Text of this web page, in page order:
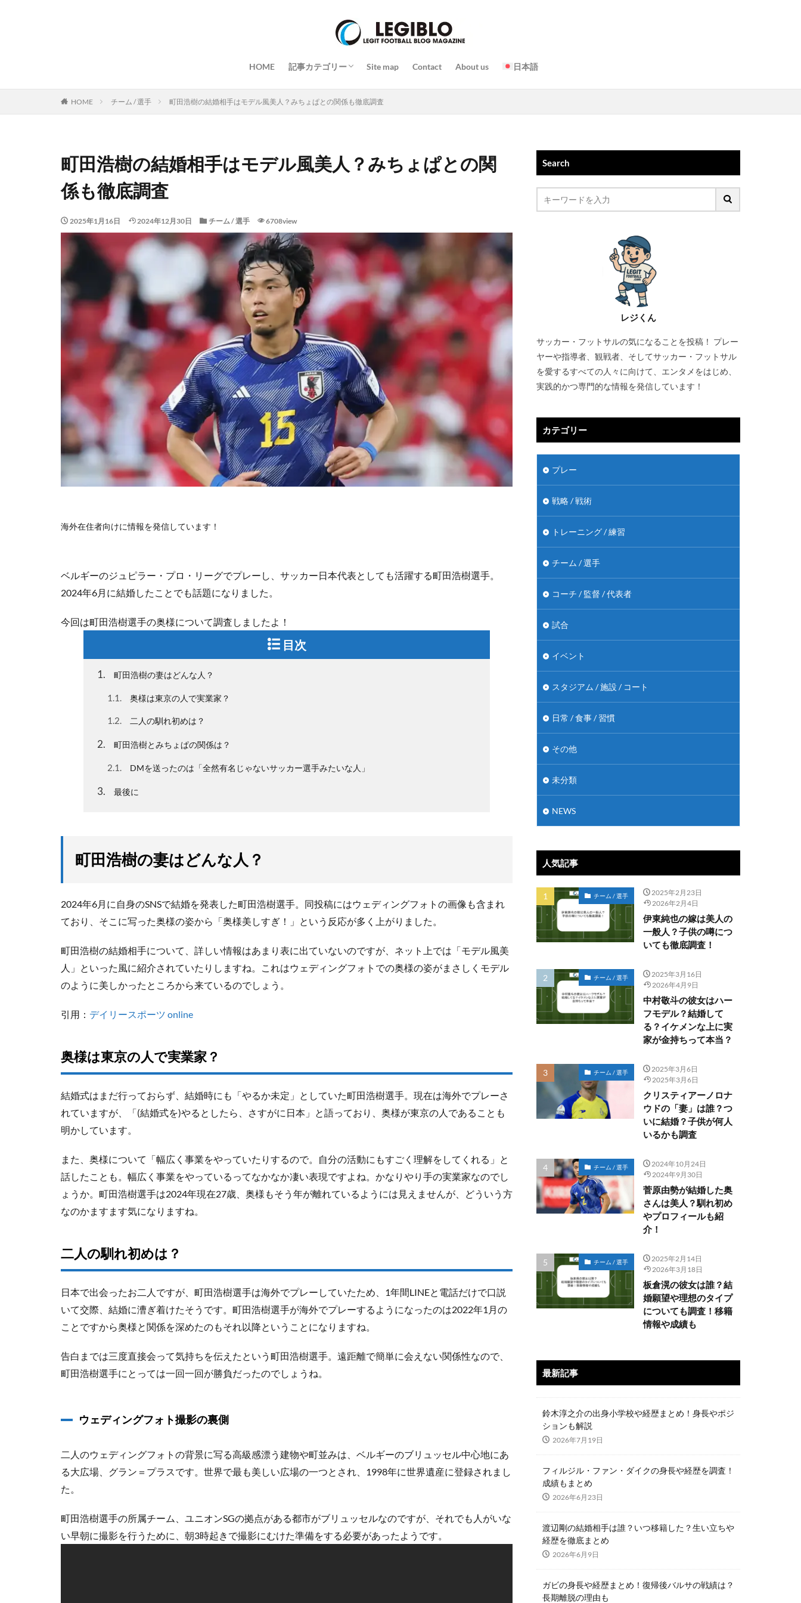
HOME 記事カテゴリー
プレー
戦略 / 戦術
トレーニング / 練習
チーム / 選手
コーチ / 監督 / 代表者
試合
イベント
スタジアム / 施設 / コート
日常 / 食事 / 習慣
その他
Site map Contact About us 日本語
HOME チーム / 選手 町田浩樹の結婚相手はモデル風美人？みちょぱとの関係も徹底調査
町田浩樹の結婚相手はモデル風美人？みちょぱとの関
係も徹底調査
2025年1月16日 2024年12月30日 チーム / 選手 6708view
海外在住者向けに情報を発信しています！
ベルギーのジュピラー・プロ・リーグでプレーし、サッカー日本代表としても活躍する町田浩樹選手。
2024年6月に結婚したことでも話題になりました。
今回は町田浩樹選手の奥様について調査しましたよ！
目次
1 町田浩樹の妻はどんな人？
1.1 奥様は東京の人で実業家？
1.2 二人の馴れ初めは？
2 町田浩樹とみちょぱの関係は？
2.1 DMを送ったのは「全然有名じゃないサッカー選手みたいな人」
3 最後に
町田浩樹の妻はどんな人？
2024年6月に自身のSNSで結婚を発表した町田浩樹選手。同投稿にはウェディングフォトの画像も含まれ
ており、そこに写った奥様の姿から「奥様美しすぎ！」という反応が多く上がりました。
町田浩樹の結婚相手について、詳しい情報はあまり表に出ていないのですが、ネット上では「モデル風美
人」といった風に紹介されていたりしますね。これはウェディングフォトでの奥様の姿がまさしくモデル
のように美しかったところから来ているのでしょう。
引用： デイリースポーツ online
奥様は東京の人で実業家？
結婚式はまだ行っておらず、結婚時にも「やるか未定」としていた町田浩樹選手。現在は海外でプレーさ
れていますが、「(結婚式を)やるとしたら、さすがに日本」と語っており、奥様が東京の人であることも
明かしています。
また、奥様について「幅広く事業をやっていたりするので。自分の活動にもすごく理解をしてくれる」と
話したことも。幅広く事業をやっているってなかなか凄い表現ですよね。かなりやり手の実業家なのでし
ょうか。町田浩樹選手は2024年現在27歳、奥様もそう年が離れているようには見えませんが、どういう方
なのかますます気になりますね。
二人の馴れ初めは？
日本で出会ったお二人ですが、町田浩樹選手は海外でプレーしていたため、1年間LINEと電話だけで口説
いて交際、結婚に漕ぎ着けたそうです。町田浩樹選手が海外でプレーするようになったのは2022年1月の
ことですから奥様と関係を深めたのもそれ以降ということになりますね。
告白までは三度直接会って気持ちを伝えたという町田浩樹選手。遠距離で簡単に会えない関係性なので、
町田浩樹選手にとっては一回一回が勝負だったのでしょうね。
ウェディングフォト撮影の裏側
二人のウェディングフォトの背景に写る高級感漂う建物や町並みは、ベルギーのブリュッセル中心地にあ
る大広場、グラン＝プラスです。世界で最も美しい広場の一つとされ、1998年に世界遺産に登録されまし
た。
町田浩樹選手の所属チーム、ユニオンSGの拠点がある都市がブリュッセルなのですが、それでも人がいな
い早朝に撮影を行うために、朝3時起きで撮影にむけた準備をする必要があったようです。
Search
レジくん
サッカー・フットサルの気になることを投稿！ プレー
ヤーや指導者、観戦者、そしてサッカー・フットサル
を愛するすべての人々に向けて、エンタメをはじめ、
実践的かつ専門的な情報を発信しています！
カテゴリー
プレー
戦略 / 戦術
トレーニング / 練習
チーム / 選手
コーチ / 監督 / 代表者
試合
イベント
スタジアム / 施設 / コート
日常 / 食事 / 習慣
その他
未分類
NEWS
人気記事
チーム / 選手
2025年2月23日
2026年2月4日
伊東純也の嫁は美人の
一般人？子供の噂につ
いても徹底調査！
チーム / 選手
2025年3月16日
2026年4月9日
中村敬斗の彼女はハー
フモデル？結婚して
る？イケメンな上に実
家が金持ちって本当？
チーム / 選手
2025年3月6日
2025年3月6日
クリスティアーノロナ
ウドの「妻」は誰？つ
いに結婚？子供が何人
いるかも調査
チーム / 選手
2024年10月24日
2024年9月30日
菅原由勢が結婚した奥
さんは美人？馴れ初め
やプロフィールも紹
介！
チーム / 選手
2025年2月14日
2026年3月18日
板倉滉の彼女は誰？結
婚願望や理想のタイプ
についても調査！移籍
情報や成績も
最新記事
鈴木淳之介の出身小学校や経歴まとめ！身長やポジ
ションも解説
2026年7月19日
フィルジル・ファン・ダイクの身長や経歴を調査！
成績もまとめ
2026年6月23日
渡辺剛の結婚相手は誰？いつ移籍した？生い立ちや
経歴を徹底まとめ
2026年6月9日
ガビの身長や経歴まとめ！復帰後バルサの戦績は？
長期離脱の理由も